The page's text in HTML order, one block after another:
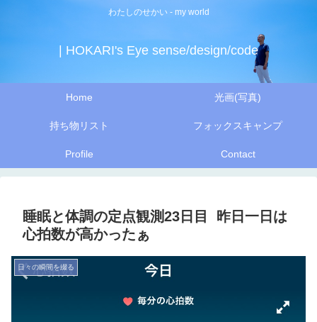
わたしのせかい - my world
| HOKARI's Eye sense/design/code
Home 光画(写真)
持ち物リスト フォックスキャンプ
Profile Contact
睡眠と体調の定点観測23日目 昨日一日は
心拍数が高かったぁ
日々の瞬間を綴る